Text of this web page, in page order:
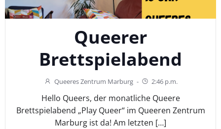
Queerer
Brettspielabend
Queeres Zentrum Marburg - 2:46 p.m.
Hello Queers, der monatliche Queere
Brettspielabend „Play Queer“ im Queeren Zentrum
Marburg ist da! Am letzten […]